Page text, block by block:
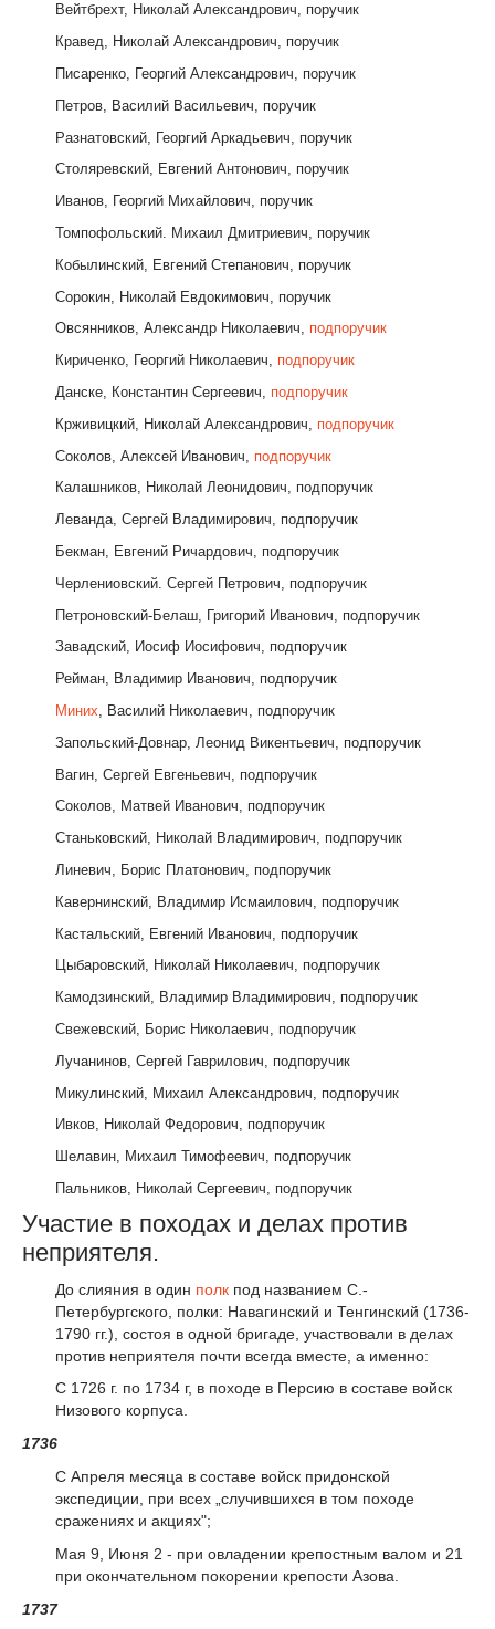
Вейтбрехт, Николай Александрович, поручик
Кравед, Николай Александрович, поручик
Писаренко, Георгий Александрович, поручик
Петров, Василий Васильевич, поручик
Разнатовский, Георгий Аркадьевич, поручик
Столяревский, Евгений Антонович, поручик
Иванов, Георгий Михайлович, поручик
Томпофольский. Михаил Дмитриевич, поручик
Кобылинский, Евгений Степанович, поручик
Сорокин, Николай Евдокимович, поручик
Овсянников, Александр Николаевич, подпоручик
Кириченко, Георгий Николаевич, подпоручик
Данске, Константин Сергеевич, подпоручик
Крживицкий, Николай Александрович, подпоручик
Соколов, Алексей Иванович, подпоручик
Калашников, Николай Леонидович, подпоручик
Леванда, Сергей Владимирович, подпоручик
Бекман, Евгений Ричардович, подпоручик
Черлениовский. Сергей Петрович, подпоручик
Петроновский-Белаш, Григорий Иванович, подпоручик
Завадский, Иосиф Иосифович, подпоручик
Рейман, Владимир Иванович, подпоручик
Миних, Василий Николаевич, подпоручик
Запольский-Довнар, Леонид Викентьевич, подпоручик
Вагин, Сергей Евгеньевич, подпоручик
Соколов, Матвей Иванович, подпоручик
Станьковский, Николай Владимирович, подпоручик
Линевич, Борис Платонович, подпоручик
Кавернинский, Владимир Исмаилович, подпоручик
Кастальский, Евгений Иванович, подпоручик
Цыбаровский, Николай Николаевич, подпоручик
Камодзинский, Владимир Владимирович, подпоручик
Свежевский, Борис Николаевич, подпоручик
Лучанинов, Сергей Гаврилович, подпоручик
Микулинский, Михаил Александрович, подпоручик
Ивков, Николай Федорович, подпоручик
Шелавин, Михаил Тимофеевич, подпоручик
Пальников, Николай Сергеевич, подпоручик
Участие в походах и делах против
неприятеля.
До слияния в один полк под названием С.-
Петербургского, полки: Навагинский и Тенгинский (1736-
1790 гг.), состоя в одной бригаде, участвовали в делах
против неприятеля почти всегда вместе, а именно:
С 1726 г. по 1734 г, в походе в Персию в составе войск
Низового корпуса.
1736
С Апреля месяца в составе войск придонской
экспедиции, при всех „случившихся в том походе
сражениях и акциях";
Мая 9, Июня 2 - при овладении крепостным валом и 21
при окончательном покорении крепости Азова.
1737